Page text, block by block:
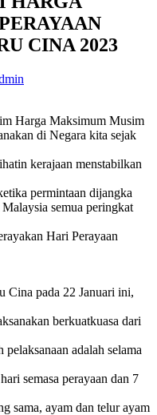
CINA 2023
Harga Maksimum Musim
di Negara kita sejak
kerajaan menstabilkan
permintaan dijangka
semua peringkat
Hari Perayaan
Cina pada 22 Januari ini,
berkuatkuasa dari
adalah selama
semasa perayaan dan 7
sama, ayam dan telur ayam